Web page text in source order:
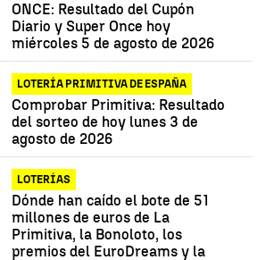
ONCE: Resultado del Cupón
Diario y Super Once hoy
miércoles 5 de agosto de 2026
LOTERÍA PRIMITIVA DE ESPAÑA
Comprobar Primitiva: Resultado
del sorteo de hoy lunes 3 de
agosto de 2026
LOTERÍAS
Dónde han caído el bote de 51
millones de euros de La
Primitiva, la Bonoloto, los
premios del EuroDreams y la